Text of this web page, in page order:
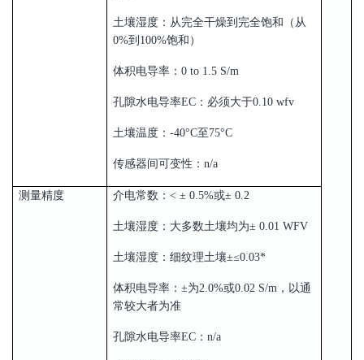
土壤湿度：从完全干燥到完全饱和（从
0%到100%饱和）
体积电导率：0 to 1.5 S/m
孔隙水电导率EC：必须大于0.10 wfv
土壤温度：-40°C至75°C
传感器间可变性：n/a
测量精度 介电常数：< ± 0.5%或± 0.2
土壤湿度：大多数土壤均为± 0.01 WFV
土壤湿度：细纹理土壤±≤0.03*
体积电导率：±为2.0%或0.02 S/m，以通
常较大者为准
孔隙水电导率EC：n/a